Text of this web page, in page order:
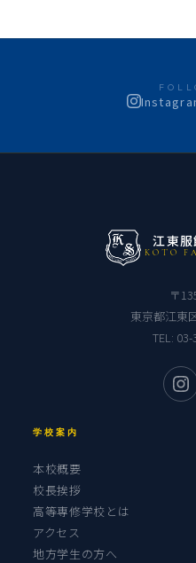
江東
KOTO
〒
東京都江東
TEL: 03-
学校案内
本校概要
校長挨拶
高等専修学校とは
アクセス
地方学生の方へ